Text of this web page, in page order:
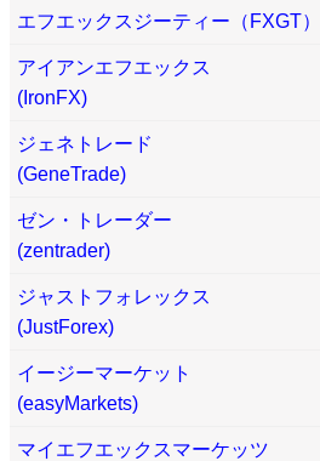
エフエックスジーティー（FXGT）
アイアンエフエックス
(IronFX)
ジェネトレード
(GeneTrade)
ゼン・トレーダー
(zentrader)
ジャストフォレックス
(JustForex)
イージーマーケット
(easyMarkets)
マイエフエックスマーケッツ